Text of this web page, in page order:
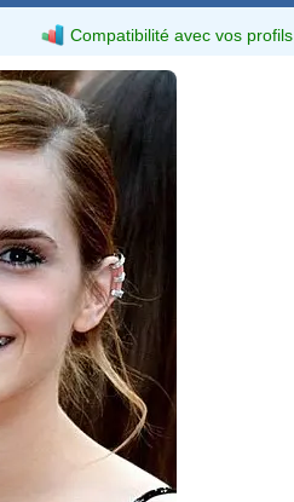
Compatibilité avec vos profils